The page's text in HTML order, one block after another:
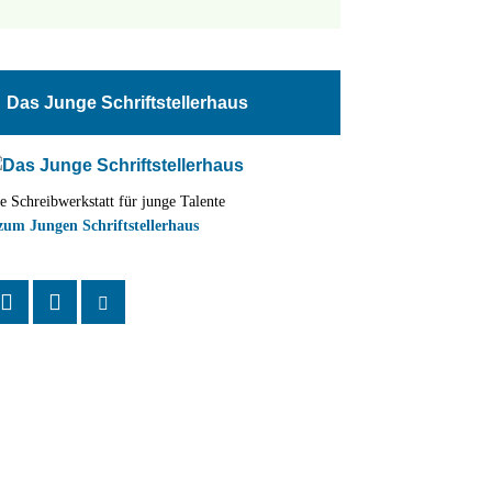
Das Junge Schriftstellerhaus
Schreibwerkstatt für junge Talente
Jungen Schriftstellerhaus